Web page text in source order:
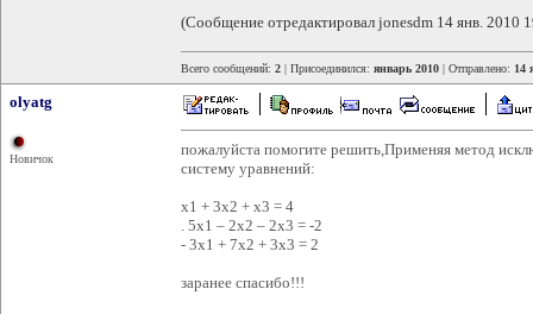
(Сообщение отредактировал jonesdm 14 янв. 2010
Всего сообщений: 2 | Присоединился: январь 2010 | Отправлено: 14
olyatg
Новичок
пожалуйста помогите решить,Применяя метод
систему уравнений:
х1 + 3х2 + х3 = 4
. 5х1 – 2х2 – 2х3 = -2
- 3х1 + 7х2 + 3х3 = 2
заранее спасибо!!!